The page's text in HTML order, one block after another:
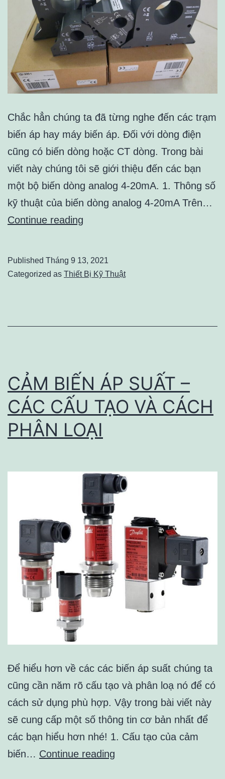
Chắc hẳn chúng ta đã từng nghe đến các trạm
biến áp hay máy biến áp. Đối với dòng điện
cũng có biến dòng hoặc CT dòng. Trong bài
viết này chúng tôi sẽ giới thiệu đến các bạn
một bộ biến dòng analog 4-20mA. 1. Thông số
kỹ thuật của biến dòng analog 4-20mA Trên…
Continue reading
BIẾN
Published Tháng 9 13, 2021
Categorized as Thiết Bị Kỹ Thuật
CẢM BIẾN ÁP SUẤT –
CÁC CẤU TẠO VÀ CÁCH
PHÂN LOẠI
Để hiểu hơn về các các biến áp suất chúng ta
cũng cần năm rõ cấu tạo và phân loạ nó để có
cách sử dụng phù hợp. Vậy trong bài viết này
sẽ cung cấp một số thông tin cơ bản nhất để
các bạn hiểu hơn nhé! 1. Cấu tạo của cảm
biến… Continue reading